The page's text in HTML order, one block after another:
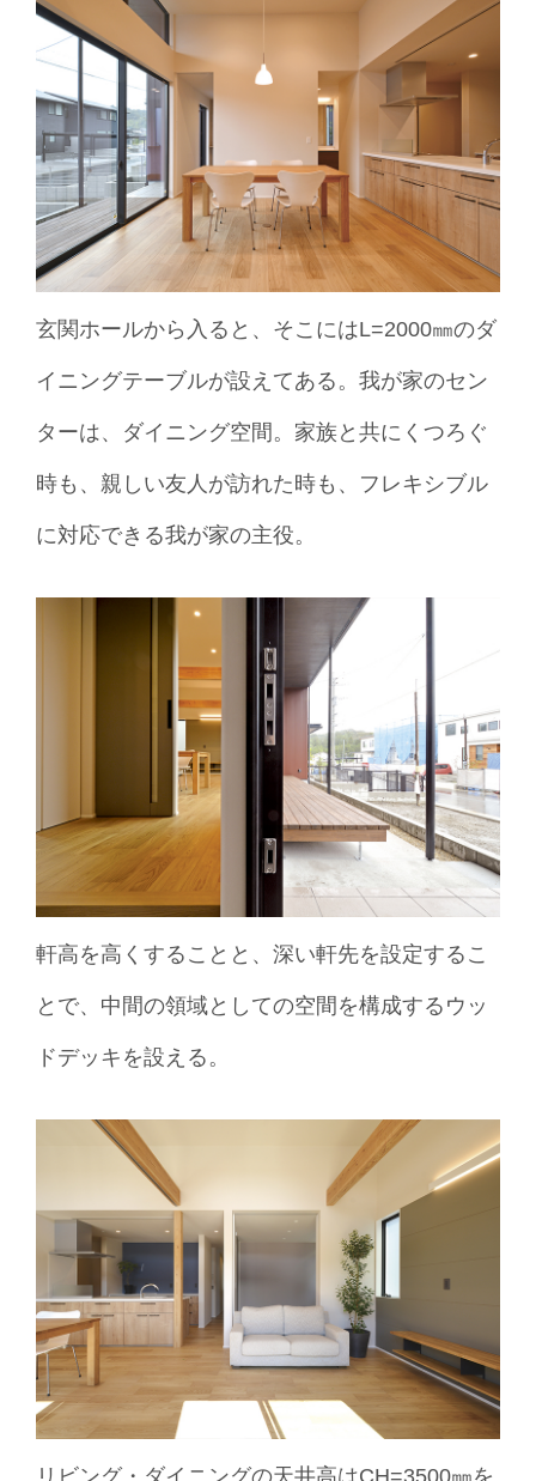
玄関ホールから入ると、そこにはL=2000㎜のダ
イニングテーブルが設えてある。我が家のセン
ターは、ダイニング空間。家族と共にくつろぐ
時も、親しい友人が訪れた時も、フレキシブル
に対応できる我が家の主役。
軒高を高くすることと、深い軒先を設定するこ
とで、中間の領域としての空間を構成するウッ
ドデッキを設える。
リビング・ダイニングの天井高はCH=3500㎜を